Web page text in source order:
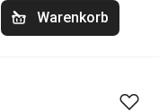
Warenkorb